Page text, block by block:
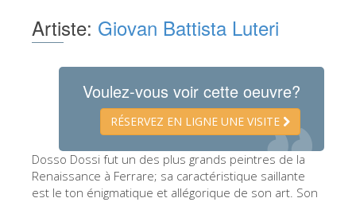
Les Salles
Les autres Musées
Le Musée national du Bargello
Galerie de l'Académie
La Galerie Palatine
Artiste: Giovan Battista Luteri
Voulez-vous voir cette oeuvre?
RÉSERVEZ EN LIGNE UNE VISITE
Dosso Dossi fut un des plus grands peintres de la
Renaissance à Ferrare; sa caractéristique saillante
est le ton énigmatique et allégorique de son art. Son